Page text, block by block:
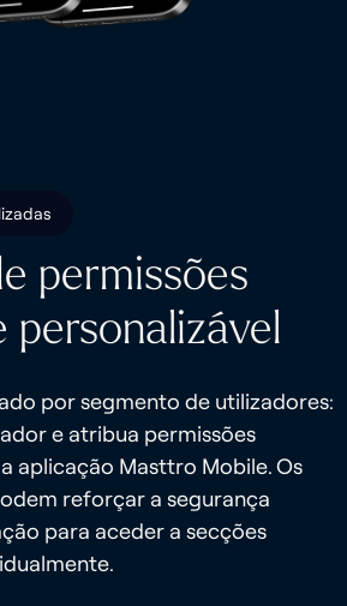
permissões
personalizável
por segmento de utilizadores:
e atribua permissões
aplicação Masttro Mobile. Os
reforçar a segurança
para aceder a secções